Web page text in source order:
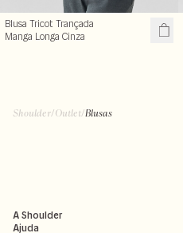
Blusa Tricot Trançada
Manga Longa Cinza